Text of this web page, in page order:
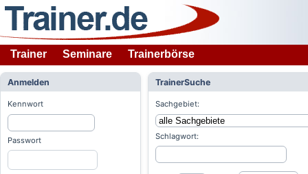
Trainer Seminare Trainerbörse
Anmelden
Kennwort
Passwort
TrainerSuche
Sachgebiet:
Schlagwort: